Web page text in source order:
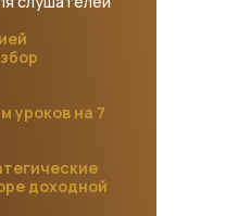
уроков на 7
доходной